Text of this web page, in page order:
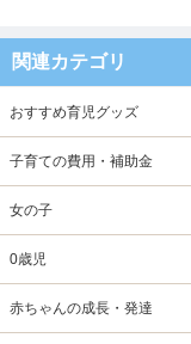
関連カテゴリ
おすすめ育児グッズ
子育ての費用・補助金
女の子
0歳児
赤ちゃんの成長・発達